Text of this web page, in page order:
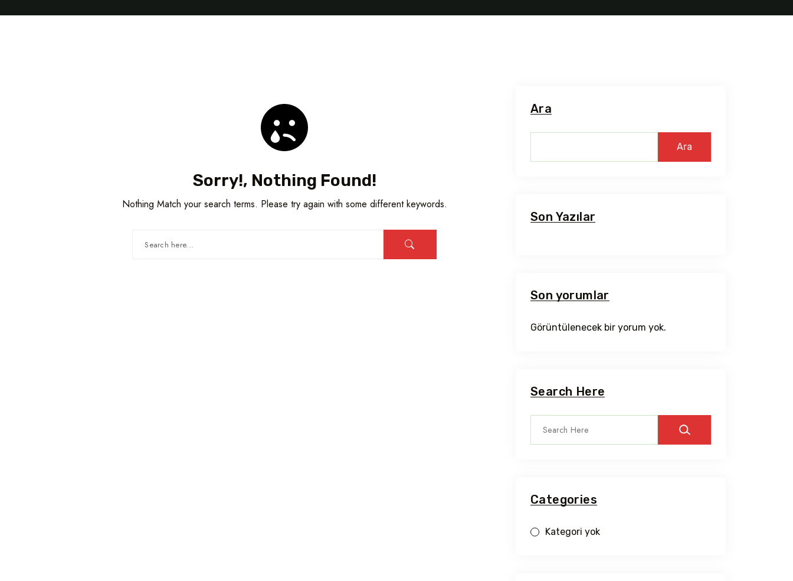
Sorry!, Nothing Found!
Nothing Match your search terms. Please try again with some different keywords.
Ara
Ara
Son Yazılar
Son yorumlar
Görüntülenecek bir yorum yok.
Search Here
Categories
Kategori yok